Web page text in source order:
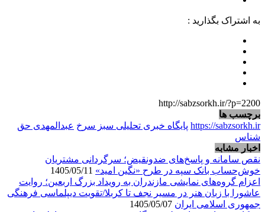
به اشتراک بگذارید :
http://sabzsorkh.ir/?p=2200
برچسب ها
https://sabzsorkh.ir پایگاه خبری تحلیلی سبز سرخ عبدالمهدی حق
شناس
اخبار مشابه
نقص سامانه و پاسخ‌های ضدونقیض؛ سرگردانی مشتریان
خوش‌حساب بانک سپه در طرح «نگین امید»
اعزام گروه‌های نمایشی مازندران به رویداد بزرگ اربعین؛ روایت
عاشورا با زبان هنر در مسیر نجف تا کربلا/تقویت دیپلماسی فرهنگی
جمهوری اسلامی ایران